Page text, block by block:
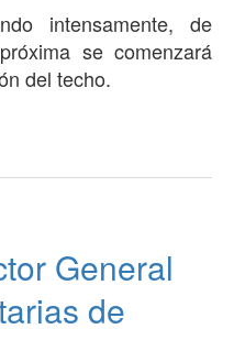
intensamente, de
se comenzará
del techo.
General
de